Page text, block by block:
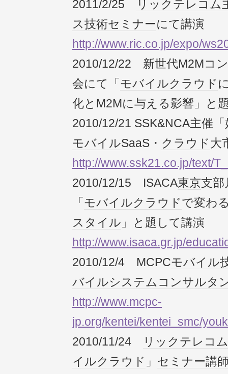
2011/2/25 リックテレコム
ス技術セミナーにて講演
http://www.ric.co.jp/expo/
2010/12/22 新世代M2Mコ
会にて「 モバイルクラウド
化とM2Mに与える影響」と
2010/12/21 SSK&NCA主催 「
モバイルSaaS・ クラウド大
http://www.ssk21.co.jp/text/
2010/12/15 ISACA東京支部
「 モバイルクラウドで変わ
スタイル 」と題して講演
http://www.isaca.gr.jp/
2010/12/4 MCPCモバイル
バイルシステムコンサルタ
http://www.mcpc-
jp.org/kentei/kentei_smc/
2010/11/24
リックテレコム
イルクラウド 」 セミナー講